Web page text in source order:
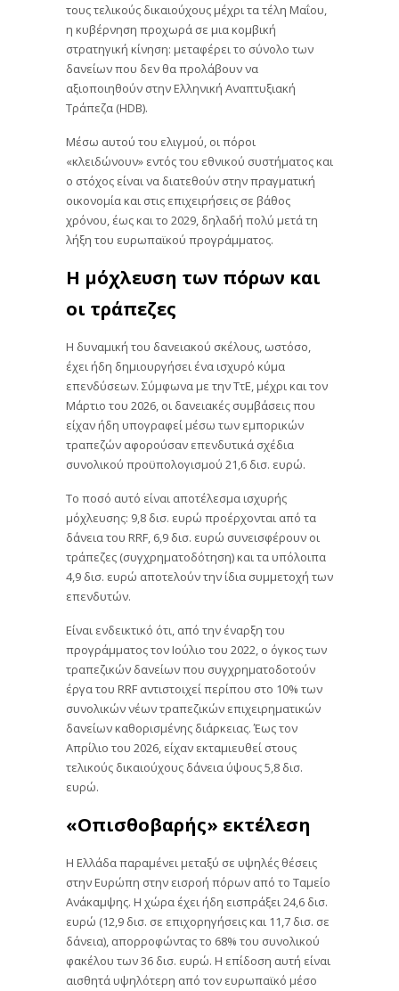
τους τελικούς δικαιούχους μέχρι τα τέλη Μαΐου,
η κυβέρνηση προχωρά σε μια κομβική
στρατηγική κίνηση: μεταφέρει το σύνολο των
δανείων που δεν θα προλάβουν να
αξιοποιηθούν στην Ελληνική Αναπτυξιακή
Τράπεζα (HDB).
Μέσω αυτού του ελιγμού, οι πόροι
«κλειδώνουν» εντός του εθνικού συστήματος και
ο στόχος είναι να διατεθούν στην πραγματική
οικονομία και στις επιχειρήσεις σε βάθος
χρόνου, έως και το 2029, δηλαδή πολύ μετά τη
λήξη του ευρωπαϊκού προγράμματος.
Η μόχλευση των πόρων και
οι τράπεζες
Η δυναμική του δανειακού σκέλους, ωστόσο,
έχει ήδη δημιουργήσει ένα ισχυρό κύμα
επενδύσεων. Σύμφωνα με την ΤτΕ, μέχρι και τον
Μάρτιο του 2026, οι δανειακές συμβάσεις που
είχαν ήδη υπογραφεί μέσω των εμπορικών
τραπεζών αφορούσαν επενδυτικά σχέδια
συνολικού προϋπολογισμού 21,6 δισ. ευρώ.
Το ποσό αυτό είναι αποτέλεσμα ισχυρής
μόχλευσης: 9,8 δισ. ευρώ προέρχονται από τα
δάνεια του RRF, 6,9 δισ. ευρώ συνεισφέρουν οι
τράπεζες (συγχρηματοδότηση) και τα υπόλοιπα
4,9 δισ. ευρώ αποτελούν την ίδια συμμετοχή των
επενδυτών.
Είναι ενδεικτικό ότι, από την έναρξη του
προγράμματος τον Ιούλιο του 2022, ο όγκος των
τραπεζικών δανείων που συγχρηματοδοτούν
έργα του RRF αντιστοιχεί περίπου στο 10% των
συνολικών νέων τραπεζικών επιχειρηματικών
δανείων καθορισμένης διάρκειας. Έως τον
Απρίλιο του 2026, είχαν εκταμιευθεί στους
τελικούς δικαιούχους δάνεια ύψους 5,8 δισ.
ευρώ.
«Οπισθοβαρής» εκτέλεση
Η Ελλάδα παραμένει μεταξύ σε υψηλές θέσεις
στην Ευρώπη στην εισροή πόρων από το Ταμείο
Ανάκαμψης. Η χώρα έχει ήδη εισπράξει 24,6 δισ.
ευρώ (12,9 δισ. σε επιχορηγήσεις και 11,7 δισ. σε
δάνεια), απορροφώντας το 68% του συνολικού
φακέλου των 36 δισ. ευρώ. Η επίδοση αυτή είναι
αισθητά υψηλότερη από τον ευρωπαϊκό μέσο